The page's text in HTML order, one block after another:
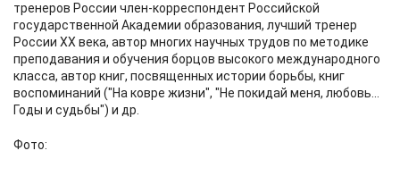
тренеров России член-корреспондент Российской
государственной Академии образования, лучший тренер
России ХХ века, автор многих научных трудов по методике
преподавания и обучения борцов высокого международного
класса, автор книг, посвященных истории борьбы, книг
воспоминаний ("На ковре жизни", "Не покидай меня, любовь...
Годы и судьбы") и др.
Фото: